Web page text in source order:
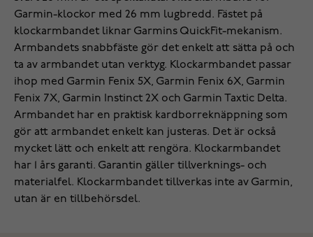
Garmin-klockor med 26 mm lugbredd. Fästet på
klockarmbandet liknar Garmins QuickFit-mekanism.
Armbandets snabbfäste gör det enkelt att sätta på och
ta av armbandet utan verktyg. Klockarmbandet passar
ihop med Garmin Fenix 5X, Garmin Fenix 6X, Garmin
Fenix 7X, Garmin Instinct 2X och Garmin Taxtic Delta.
Armbandet har en praktisk kardborreknäppning som
gör att armbandet enkelt kan justeras. Det är också
mycket lätt och enkelt att rengöra. Klockarmbandet
har 1 års garanti. Garantin gäller tillverknings- och
materialfel. Klockarmbandet tillverkas inte av Garmin,
utan är en tillbehörsdel.